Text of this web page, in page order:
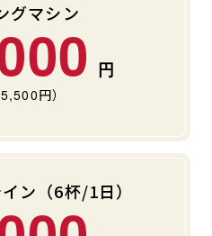
店舗情報・サービス
店舗へのお問い合わせ
入会方法
JOYFIT
JOYFIT YOGA
店舗を探す
グマシン
5,500円）
ン（6杯/1日）